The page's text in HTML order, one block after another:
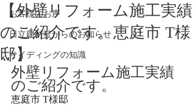
お客様のお声
日立建材社からのお知らせ
サイディングの知識
【外壁リフォーム施工実績
のご紹介です。恵庭市 T様
邸】
外壁リフォーム施工実績
のご紹介です。
恵庭市 T様邸